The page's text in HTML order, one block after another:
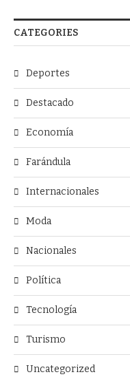
CATEGORIES
Deportes
Destacado
Economía
Farándula
Internacionales
Moda
Nacionales
Política
Tecnología
Turismo
Uncategorized